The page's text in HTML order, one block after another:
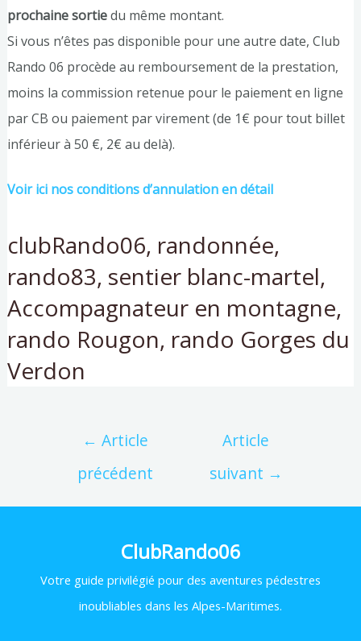
prochaine sortiedu même montant.
Si vous n’êtes pas disponible pour une autre date, Club
Rando 06 procède au remboursement de la prestation,
moins la commission retenue pour le paiement en ligne
par CB ou paiement par virement (de 1€ pour tout billet
inférieur à 50 €, 2€ au delà).
Voir ici nos conditions d’annulation en détail
clubRando06, randonnée,
rando83, sentier blanc-martel,
Accompagnateur en montagne,
rando Rougon, rando Gorges du
Verdon
← Article
précédent
Article
suivant →
ClubRando06
Votre guide privilégié pour des aventures pédestres
inoubliables dans les Alpes-Maritimes.